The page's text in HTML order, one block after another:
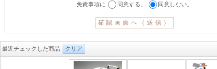
免責事項に
同意する。 同意しない。
最近チェックした商品 クリア